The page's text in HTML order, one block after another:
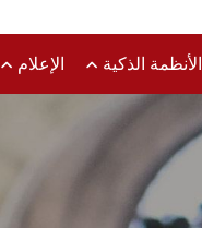
الأنظمة الذكية الإعلام